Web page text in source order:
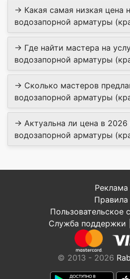
→ Какая самая низкая цена
водозапорной арматуры
→ Где найти мастера на
водозапорной арматуры
→ Сколько мастеров
водозапорной арматуры
→ Актуальна ли цена в
водозапорной арматуры
Реклама
Правила
Пользовательское
Служба поддержки
© 2013 - 2026